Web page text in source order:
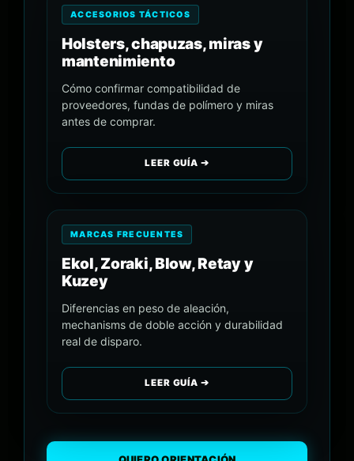
ACCESORIOS TÁCTICOS
Holsters, chapuzas, miras y
mantenimiento
Cómo confirmar compatibilidad de
proveedores, fundas de polímero y miras
antes de comprar.
LEER GUÍA ➔
MARCAS FRECUENTES
Ekol, Zoraki, Blow, Retay y
Kuzey
Diferencias en peso de aleación,
mechanisms de doble acción y durabilidad
real de disparo.
LEER GUÍA ➔